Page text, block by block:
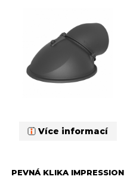
Více informací
PEVNÁ KLIKA IMPRESSION